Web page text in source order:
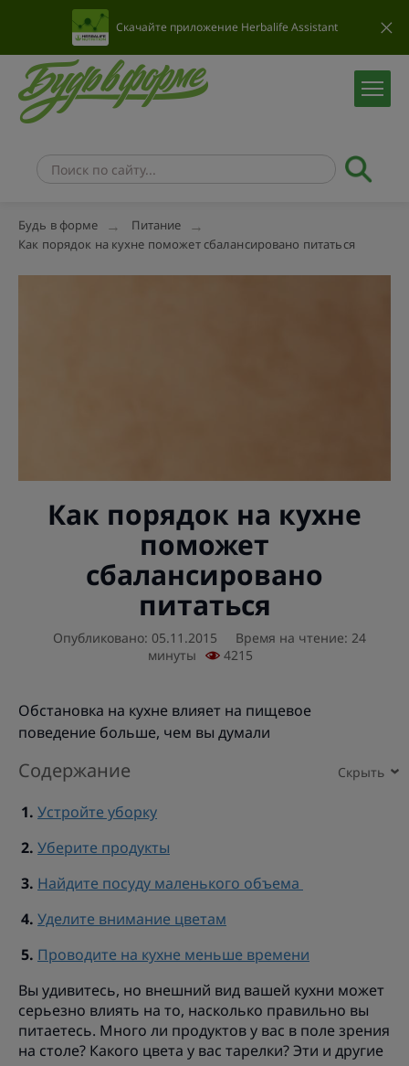
Скачайте приложение Herbalife Assistant
Будь в форме
Питание
Как порядок на кухне поможет сбалансировано питаться
Как порядок на кухне
поможет
сбалансировано
питаться
Опубликовано: 05.11.2015
Время на чтение: 24
минуты
4215
Обстановка на кухне влияет на пищевое
поведение больше, чем вы думали
Содержание
Устройте уборку
Уберите продукты
Найдите посуду маленького объема
Уделите внимание цветам
Проводите на кухне меньше времени
Вы удивитесь, но внешний вид вашей кухни может
серьезно влиять на то, насколько правильно вы
питаетесь. Много ли продуктов у вас в поле зрения
на столе? Какого цвета у вас тарелки? Эти и другие